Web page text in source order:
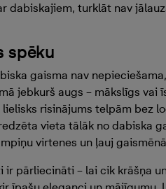
dabiskajiem, turklāt nav
spēku
gaisma nav
jebkurš augs – mākslīgs vai
risinājums telpām bez
vieta tālāk no dabiska
virtenes un ļauj
ir pārliecināti – lai cik krāšņa